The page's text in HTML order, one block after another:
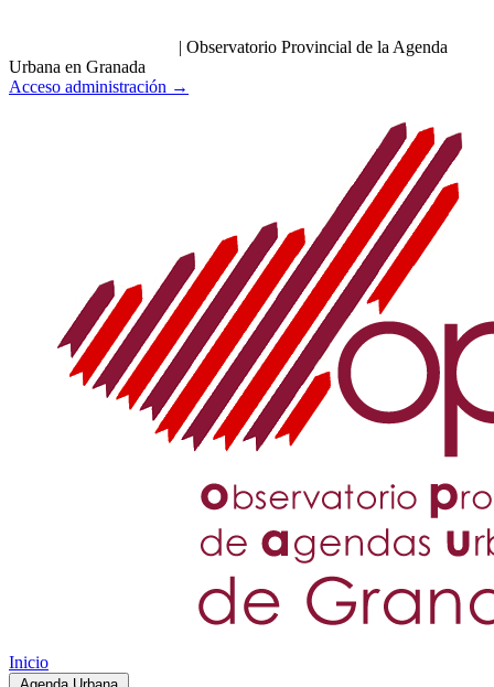
| Observatorio Provincial de la Agenda
Urbana en Granada
Acceso administración →
Inicio